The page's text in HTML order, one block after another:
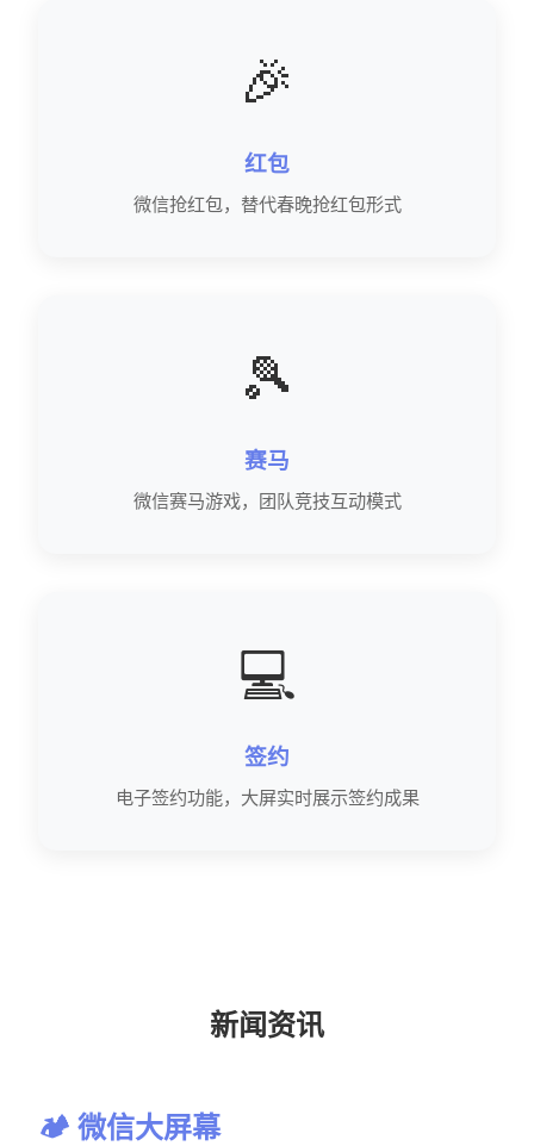
🎉
红包
微信抢红包，替代春晚抢红包形式
🎾
赛马
微信赛马游戏，团队竞技互动模式
💻
签约
电子签约功能，大屏实时展示签约成果
新闻资讯
🏕 微信大屏幕